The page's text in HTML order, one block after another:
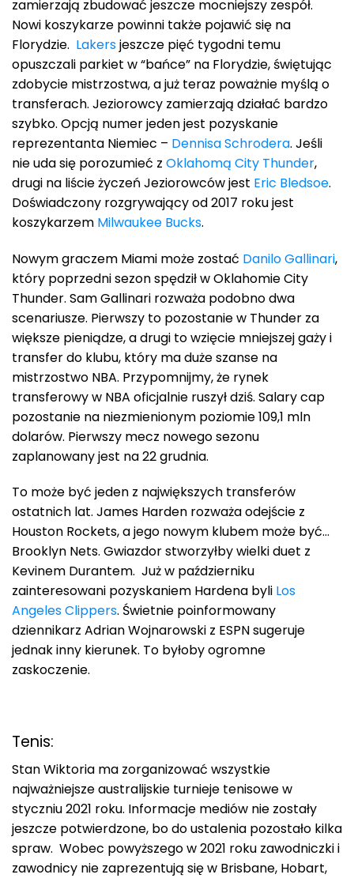
zamierzają zbudować jeszcze mocniejszy zespół.
Nowi koszykarze powinni także pojawić się na
Florydzie. Lakersjeszcze pięć tygodni temu
opuszczali parkiet w “bańce” na Florydzie, świętując
zdobycie mistrzostwa, a już teraz poważnie myślą o
transferach. Jeziorowcy zamierzają działać bardzo
szybko. Opcją numer jeden jest pozyskanie
reprezentanta Niemiec – Dennisa Schrodera. Jeśli
nie uda się porozumieć z Oklahomą City Thunder,
drugi na liście życzeń Jeziorowców jest Eric Bledsoe.
Doświadczony rozgrywający od 2017 roku jest
koszykarzem Milwaukee Bucks.
Nowym graczem Miami może zostać Danilo Gallinari,
który poprzedni sezon spędził w Oklahomie City
Thunder. Sam Gallinari rozważa podobno dwa
scenariusze. Pierwszy to pozostanie w Thunder za
większe pieniądze, a drugi to wzięcie mniejszej gaży i
transfer do klubu, który ma duże szanse na
mistrzostwo NBA. Przypomnijmy, że rynek
transferowy w NBA oficjalnie ruszył dziś. Salary cap
pozostanie na niezmienionym poziomie 109,1 mln
dolarów. Pierwszy mecz nowego sezonu
zaplanowany jest na 22 grudnia.
To może być jeden z największych transferów
ostatnich lat. James Harden rozważa odejście z
Houston Rockets, a jego nowym klubem może być…
Brooklyn Nets. Gwiazdor stworzyłby wielki duet z
Kevinem Durantem. Już w październiku
zainteresowani pozyskaniem Hardena byli Los
Angeles Clippers. Świetnie poinformowany
dziennikarz Adrian Wojnarowski z ESPN sugeruje
jednak inny kierunek. To byłoby ogromne
zaskoczenie.
Tenis:
Stan Wiktoria ma zorganizować wszystkie
najważniejsze australijskie turnieje tenisowe w
styczniu 2021 roku. Informacje mediów nie zostały
jeszcze potwierdzone, bo do ustalenia pozostało kilka
spraw. Wobec powyższego w 2021 roku zawodniczki i
zawodnicy nie zaprezentują się w Brisbane, Hobart,